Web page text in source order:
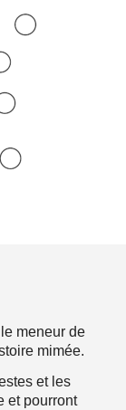
meneur de
mimée.
et les
et pourront